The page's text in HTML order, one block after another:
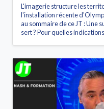
L'imagerie structure les
l'installation récente
au sommaire de ce JT : Une
sert ? Pour quelles indications